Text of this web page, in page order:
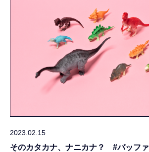
2023.02.15
そのカタカナ、ナニカナ？ #バッファ